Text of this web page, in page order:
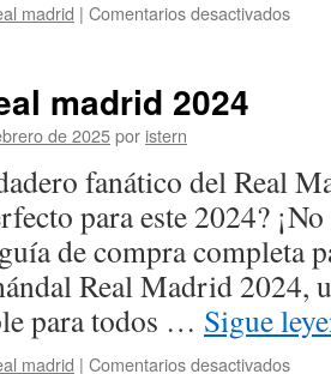
madrid | Comentarios desactivadosen
madrid 2024
de 2025por istern
fanático del Real
para este 2024?
de compra completa
Real Madrid 2024,
para todos … Sigue
madrid | Comentarios desactivadosen